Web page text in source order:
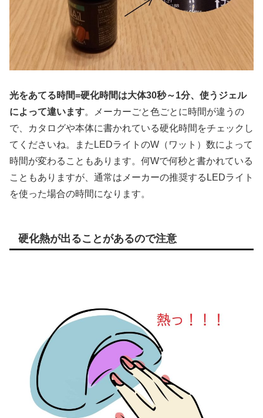
光をあてる時間=硬化時間は大体30秒～1分、使うジェル
によって違います。メーカーごと色ごとに時間が違うの
で、カタログや本体に書かれている硬化時間をチェックし
てくださいね。またLEDライトのW（ワット）数によって
時間が変わることもあります。何Wで何秒と書かれている
こともありますが、通常はメーカーの推奨するLEDライト
を使った場合の時間になります。
硬化熱が出ることがあるので注意